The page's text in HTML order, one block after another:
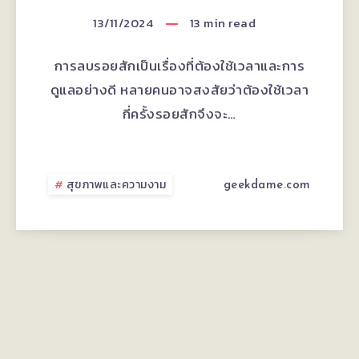
คลินิก
เสริม
จมูก
PSCCLINIC
ดี
ไหม
ต้อง
ทำ
กี่
ถึง
13/11/2024 13 min read
การลบรอยสักเป็นเรื่องที่ต้องใช้เวลาและการ
ดูแลอย่างดี หลายคนอาจสงสัยว่าต้องใช้เวลา
กี่ครั้งรอยสักจึงจะ…
สุขภาพและความงาม geekdame.com